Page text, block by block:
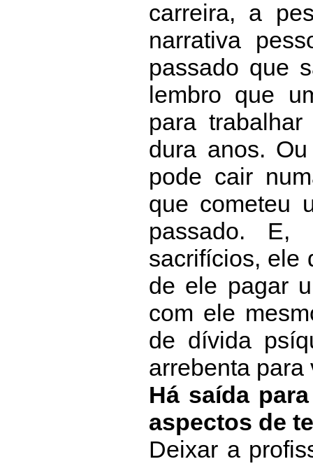
carreira, a
narrativa
passado que
lembro que
para
dura anos.
pode cair
que cometeu
passado. E,
sacrifícios, ele
de ele pagar
com ele
de dívida
arrebenta para
Há saída
aspectos de
Deixar a